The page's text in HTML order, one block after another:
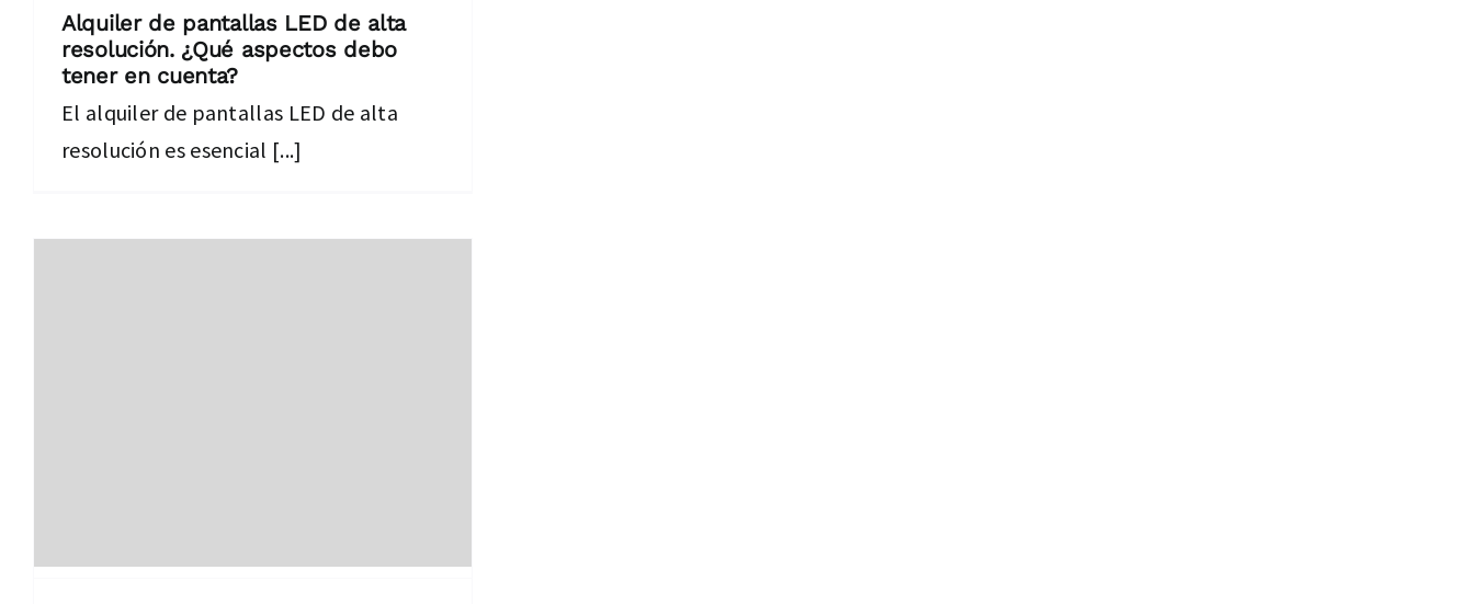
Alquiler de pantallas LED de alta
resolución. ¿Qué aspectos debo
tener en cuenta?
El alquiler de pantallas LED de alta
resolución es esencial [...]